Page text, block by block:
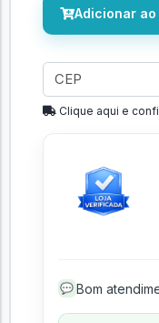
Adicionar
Clique aqui e
💬 Bom